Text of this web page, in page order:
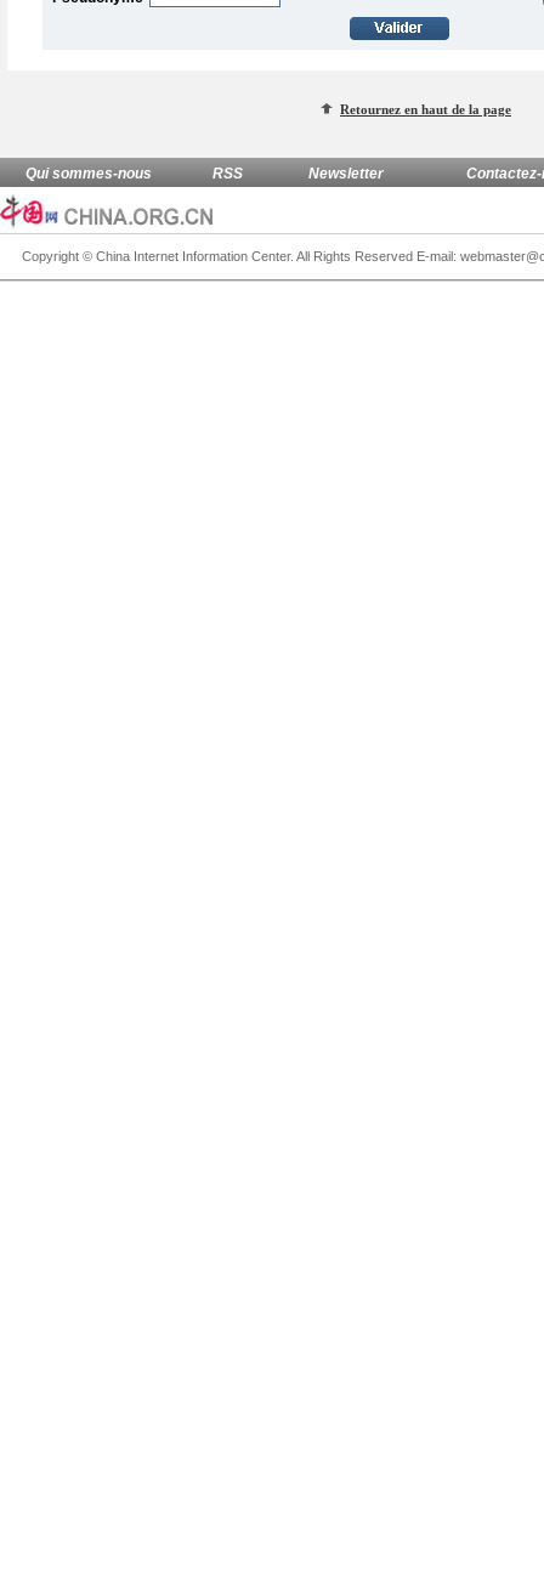
Retournez en haut de la page